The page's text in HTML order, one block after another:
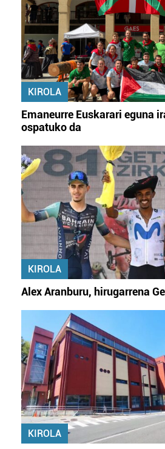
KIROLA
Emaneurre Euskarari eguna
ospatuko da
KIROLA
Alex Aranburu, hirugarrena
KIROLA